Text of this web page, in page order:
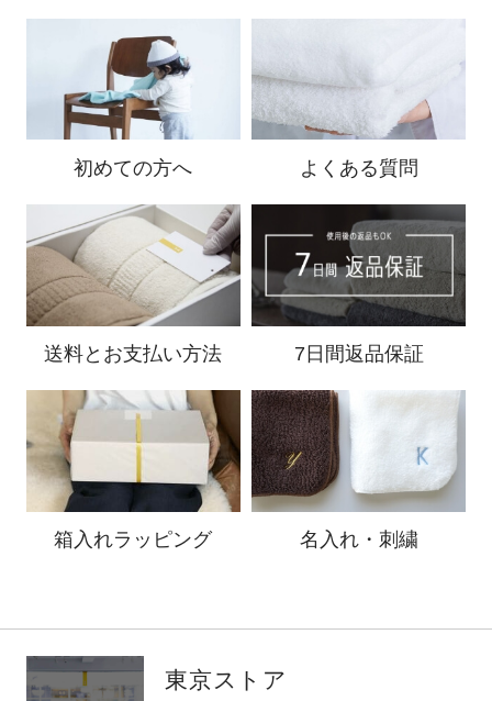
初めての方へ よくある質問
送料と お支払い方法 7日間返品保証
箱入れラッピング 名入れ・刺繍
東京ストア